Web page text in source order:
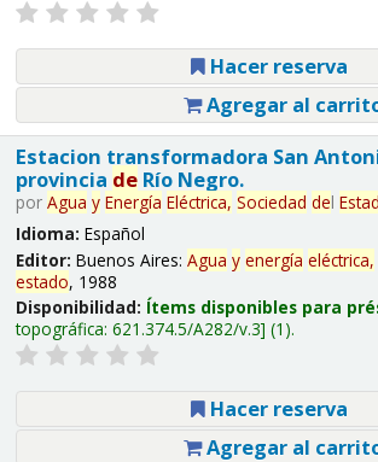
Hacer reserva
Agregar al
Estacion transformadora San
provincia deRío Negro.
por Agua y Energía Eléctrica, Sociedad del
Idioma: Español
Editor: Buenos Aires: Agua y energía eléctrica,
estado, 1988
Disponibilidad: Ítems disponibles para
topográfica: 621.374.5/A282/v.3 (1).
Hacer reserva
Agregar al